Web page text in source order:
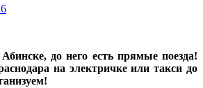
до него есть прямые поезда!
на электричке или такси до